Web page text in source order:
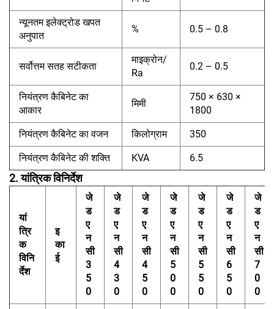
न्यूनतम इलेक्ट्रोड खपत
अनुपात
% 0.5 – 0.8
सर्वोत्तम सतह सटीकता
माइक्रोन/
Ra
0.2 – 0.5
नियंत्रण कैबिनेट का
आकार
मिमी
750 × 630 ×
1800
नियंत्रण कैबिनेट का वजन किलोग्राम 350
नियंत्रण कैबिनेट की शक्ति KVA 6.5
2. यांत्रिक विनिर्देश
यां
त्रि
क
विनि
र्देश
इ
का
ई
जे
ड
ए
न
सी
3
5
0
जे
ड
ए
न
सी
4
3
0
जे
ड
ए
न
सी
4
5
0
जे
ड
ए
न
सी
5
0
0
जे
ड
ए
न
सी
5
5
0
जे
ड
ए
न
सी
6
5
0
जे
ड
ए
न
सी
7
0
0